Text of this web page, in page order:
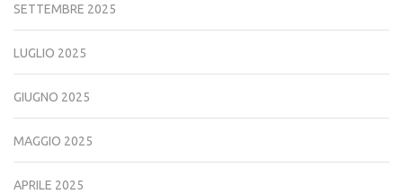
SETTEMBRE 2025
LUGLIO 2025
GIUGNO 2025
MAGGIO 2025
APRILE 2025